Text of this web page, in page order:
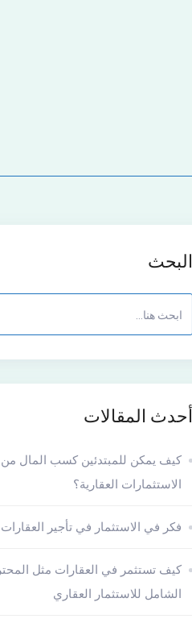
البحث
أحدث المقالات
كيف يمكن للمبتدئين كسب المال من
الاستثمارات العقارية؟
فكر في الاستثمار في تأجير العقارات
كيف تستثمر في العقارات مثل
الشامل للاستثمار العقاري